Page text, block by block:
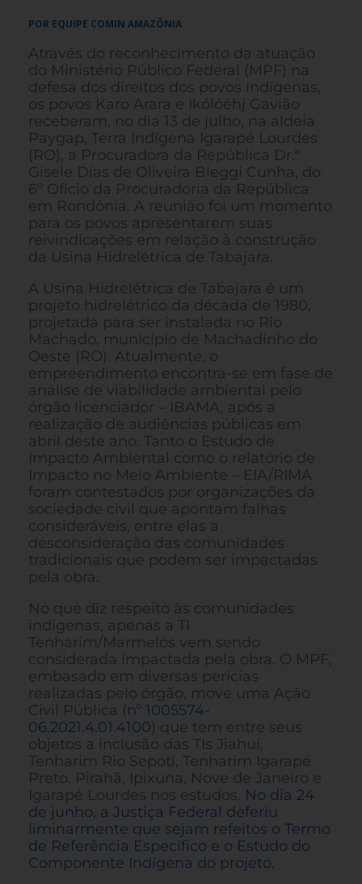
POR EQUIPE COMIN AMAZÔNIA
Através do reconhecimento da atuação
do Ministério Público Federal (MPF) na
defesa dos direitos dos povos indígenas,
os povos Karo Arara e Ikólóéhj Gavião
receberam, no dia 13 de julho, na aldeia
Paygap, Terra Indígena Igarapé Lourdes
(RO), a Procuradora da República Dr.ª
Gisele Dias de Oliveira Bleggi Cunha, do
6º Ofício da Procuradoria da República
em Rondônia. A reunião foi um momento
para os povos apresentarem suas
reivindicações em relação à construção
da Usina Hidrelétrica de Tabajara.
A Usina Hidrelétrica de Tabajara é um
projeto hidrelétrico da década de 1980,
projetada para ser instalada no Rio
Machado, município de Machadinho do
Oeste (RO). Atualmente, o
empreendimento encontra-se em fase de
análise de viabilidade ambiental pelo
órgão licenciador – IBAMA, após a
realização de audiências públicas em
abril deste ano. Tanto o Estudo de
Impacto Ambiental como o relatório de
Impacto no Meio Ambiente – EIA/RIMA
foram contestados por organizações da
sociedade civil que apontam falhas
consideráveis, entre elas a
desconsideração das comunidades
tradicionais que podem ser impactadas
pela obra.
No que diz respeito às comunidades
indígenas, apenas a TI
Tenharim/Marmelos vem sendo
considerada impactada pela obra. O MPF,
embasado em diversas perícias
realizadas pelo órgão, move uma Ação
Civil Pública (nº 1005574-
06.2021.4.01.4100) que tem entre seus
objetos a inclusão das TIs Jiahuí,
Tenharim Rio Sepoti, Tenharim Igarapé
Preto, Pirahã, Ipixuna, Nove de Janeiro e
Igarapé Lourdes nos estudos. No dia 24
de junho, a Justiça Federal deferiu
liminarmente que sejam refeitos o Termo
de Referência Específico e o Estudo do
Componente Indígena do projeto.